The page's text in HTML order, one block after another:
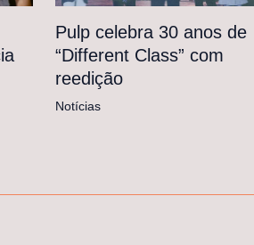
Pulp celebra 30 anos de
“Different Class” com
reedição
Notícias